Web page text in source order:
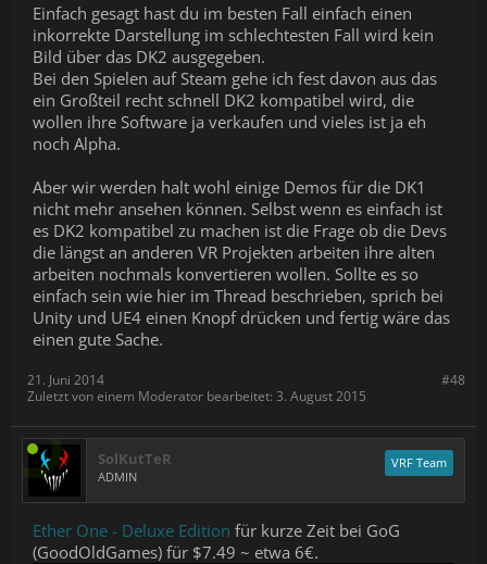
Einfach gesagt hast du im besten Fall einfach einen
inkorrekte Darstellung im schlechtesten Fall wird kein
Bild über das DK2 ausgegeben.
Bei den Spielen auf Steam gehe ich fest davon aus das
ein Großteil recht schnell DK2 kompatibel wird, die
wollen ihre Software ja verkaufen und vieles ist ja eh
noch Alpha.
Aber wir werden halt wohl einige Demos für die DK1
nicht mehr ansehen können. Selbst wenn es einfach ist
es DK2 kompatibel zu machen ist die Frage ob die Devs
die längst an anderen VR Projekten arbeiten ihre alten
arbeiten nochmals konvertieren wollen. Sollte es so
einfach sein wie hier im Thread beschrieben, sprich bei
Unity und UE4 einen Knopf drücken und fertig wäre das
einen gute Sache.
#48
21. Juni 2014
Zuletzt von einem Moderator bearbeitet: 3. August 2015
SolKutTeR
ADMIN
VRF Team
Ether One - Deluxe Edition für kurze Zeit bei GoG
(GoodOldGames) für $7.49 ~ etwa 6€.